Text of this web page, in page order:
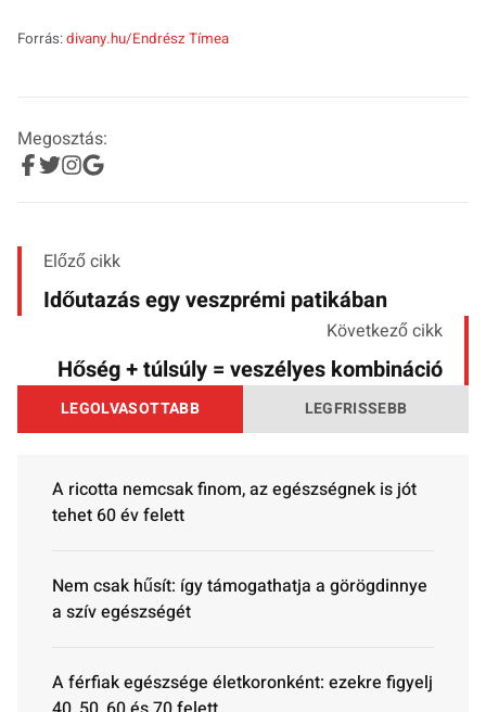
Forrás:divany.hu/Endrész Tímea
Megosztás:
Előző cikk
Időutazás egy veszprémi patikában
Következő cikk
Hőség + túlsúly = veszélyes kombináció
LEGOLVASOTTABB LEGFRISSEBB
A ricotta nemcsak finom, az egészségnek is jót
tehet 60 év felett
Nem csak hűsít: így támogathatja a görögdinnye
a szív egészségét
A férfiak egészsége életkoronként: ezekre figyelj